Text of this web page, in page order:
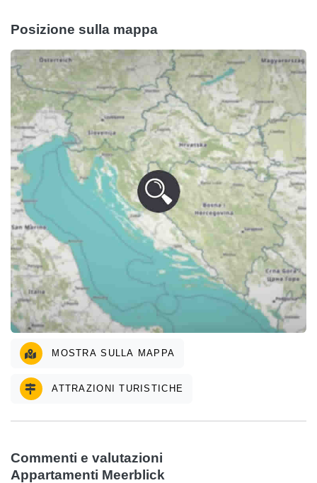
Posizione sulla mappa
MOSTRA SULLA MAPPA
ATTRAZIONI TURISTICHE
Commenti e valutazioni
Appartamenti Meerblick